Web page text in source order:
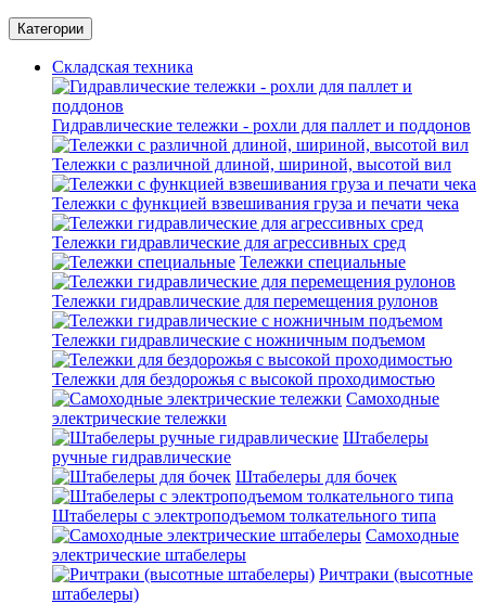
Категории
Складская техника
Гидравлические тележки - рохли для паллет и поддонов
Тележки с различной длиной, шириной, высотой вил
Тележки с функцией взвешивания груза и печати чека
Тележки гидравлические для агрессивных сред
Тележки специальные
Тележки гидравлические для перемещения рулонов
Тележки гидравлические с ножничным подъемом
Тележки для бездорожья с высокой проходимостью
Самоходные
электрические тележки
Штабелеры
ручные гидравлические
Штабелеры для бочек
Штабелеры с электроподъемом толкательного типа
Самоходные
электрические штабелеры
Ричтраки (высотные
штабелеры)